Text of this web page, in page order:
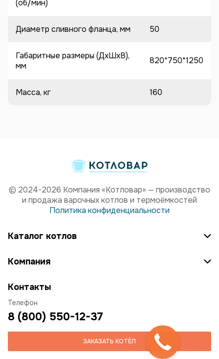
(об/мин)
Диаметр сливного фланца, мм 50
Габаритные размеры (ДхШхВ),
мм
820*750*1250
Масса, кг 160
© 2024-2026 Компания «Котловар» — производство
и продажа варочных котлов и термоёмкостей
Политика конфиденциальности
Каталог котлов
Компания
Контакты
Телефон
8 (800) 550-12-37
ЗАКАЗАТЬ КОТЁЛ